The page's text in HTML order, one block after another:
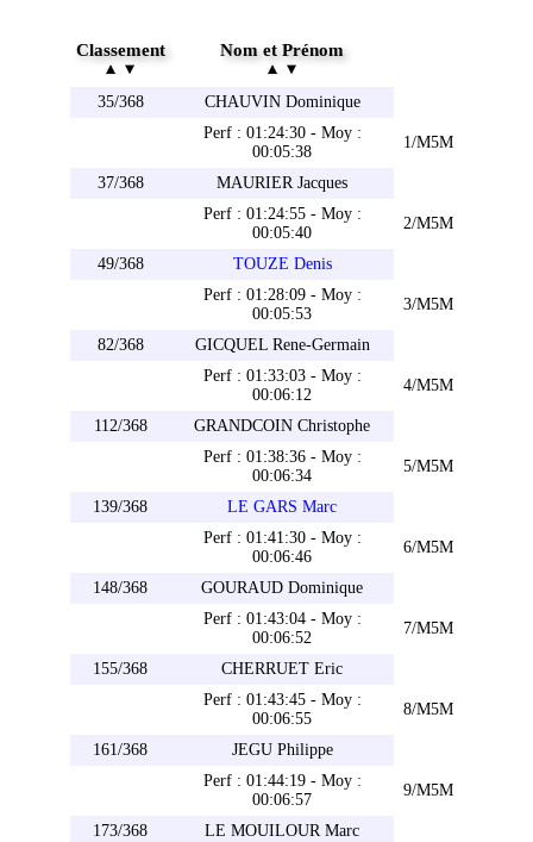
Classement Nom et Prénom
35/368
CHAUVIN Dominique
Perf : 01:24:30 - Moy :
00:05:38
1/M5M
37/368
MAURIER Jacques
Perf : 01:24:55 - Moy :
00:05:40
2/M5M
49/368
TOUZE Denis
Perf : 01:28:09 - Moy :
00:05:53
3/M5M
82/368
GICQUEL Rene-Germain
Perf : 01:33:03 - Moy :
00:06:12
4/M5M
112/368
GRANDCOIN Christophe
Perf : 01:38:36 - Moy :
00:06:34
5/M5M
139/368
LE GARS Marc
Perf : 01:41:30 - Moy :
00:06:46
6/M5M
148/368
GOURAUD Dominique
Perf : 01:43:04 - Moy :
00:06:52
7/M5M
155/368
CHERRUET Eric
Perf : 01:43:45 - Moy :
00:06:55
8/M5M
161/368
JEGU Philippe
Perf : 01:44:19 - Moy :
00:06:57
9/M5M
173/368
LE MOUILOUR Marc